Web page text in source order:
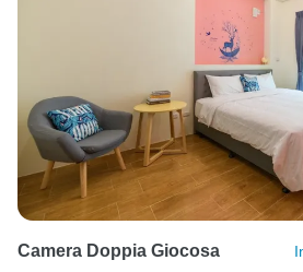
Camera Doppia Giocosa